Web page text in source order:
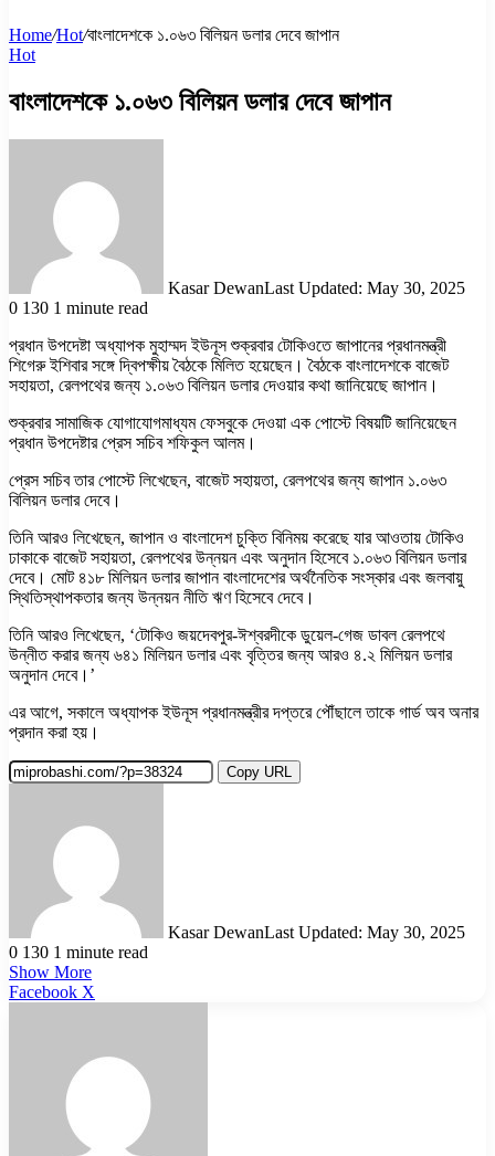
Home/Hot/বাংলাদেশকে ১.০৬৩ বিলিয়ন ডলার দেবে জাপান
Hot
বাংলাদেশকে ১.০৬৩ বিলিয়ন ডলার দেবে জাপান
Kasar DewanLast Updated: May 30, 2025
0 130 1 minute read
প্রধান উপদেষ্টা অধ্যাপক মুহাম্মদ ইউনূস শুক্রবার টোকিওতে জাপানের প্রধানমন্ত্রী
শিগেরু ইশিবার সঙ্গে দ্বিপক্ষীয় বৈঠকে মিলিত হয়েছেন। বৈঠকে বাংলাদেশকে বাজেট
সহায়তা, রেলপথের জন্য ১.০৬৩ বিলিয়ন ডলার দেওয়ার কথা জানিয়েছে জাপান।
শুক্রবার সামাজিক যোগাযোগমাধ্যম ফেসবুকে দেওয়া এক পোস্টে বিষয়টি জানিয়েছেন
প্রধান উপদেষ্টার প্রেস সচিব শফিকুল আলম।
প্রেস সচিব তার পোস্টে লিখেছেন, বাজেট সহায়তা, রেলপথের জন্য জাপান ১.০৬৩
বিলিয়ন ডলার দেবে।
তিনি আরও লিখেছেন, জাপান ও বাংলাদেশ চুক্তি বিনিময় করেছে যার আওতায় টোকিও
ঢাকাকে বাজেট সহায়তা, রেলপথের উন্নয়ন এবং অনুদান হিসেবে ১.০৬৩ বিলিয়ন ডলার
দেবে। মোট ৪১৮ মিলিয়ন ডলার জাপান বাংলাদেশের অর্থনৈতিক সংস্কার এবং জলবায়ু
স্থিতিস্থাপকতার জন্য উন্নয়ন নীতি ঋণ হিসেবে দেবে।
তিনি আরও লিখেছেন, ‘টোকিও জয়দেবপুর-ঈশ্বরদীকে ডুয়েল-গেজ ডাবল রেলপথে
উন্নীত করার জন্য ৬৪১ মিলিয়ন ডলার এবং বৃত্তির জন্য আরও ৪.২ মিলিয়ন ডলার
অনুদান দেবে।’
এর আগে, সকালে অধ্যাপক ইউনূস প্রধানমন্ত্রীর দপ্তরে পৌঁছালে তাকে গার্ড অব অনার
প্রদান করা হয়।
Copy URL
Kasar DewanLast Updated: May 30, 2025
0 130 1 minute read
Show More
Facebook X